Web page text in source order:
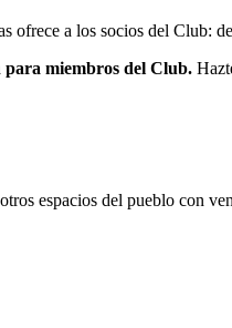
ofrece a los socios del Club:
para miembros del Club.
espacios del pueblo con